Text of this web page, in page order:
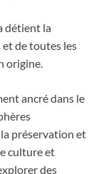
détient la
et de toutes les
origine.
ancré dans le
préservation et
culture et
des